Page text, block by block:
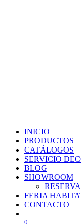
INICIO
PRODUCTOS
CATÁLOGOS
SERVICIO
BLOG
SHOWROOM
FERIA
CONTACTO
0